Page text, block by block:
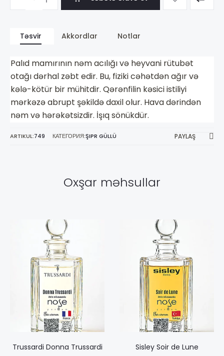
Paloma
Picasso
Paloma
Picasso
Təsvir Akkordlar Notlar
Palıd mamırının nəm acılığı və heyvani rütubət
otağı dərhal zəbt edir. Bu, fiziki cəhətdən ağır və
kələ-kötür bir mühitdir. Qərənfilin kəsici istiliyi
mərkəzə abrupt şəkildə daxil olur. Hava dərindən
nəm və hərəkətsizdir. İşıq sönükdür.
ARTIKUL:749 КАТЕГОРИЯ:ŞIPR GÜLLÜ PAYLAŞ
Oxşar məhsullar
Trussardi Donna Trussardi
Sisley Soir de Lune